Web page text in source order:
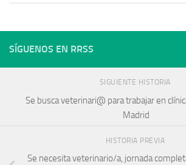
SÍGUENOS EN RRSS
SIGUIENTE HISTORIA
Se busca veterinari@ para trabajar en
Madrid
HISTORIA PREVIA
Se necesita veterinario/a, jornada